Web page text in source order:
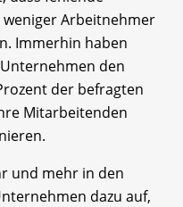
weniger Arbeitnehmer
Immerhin haben
den
der befragten
Mitarbeitenden
und mehr in den
dazu auf,